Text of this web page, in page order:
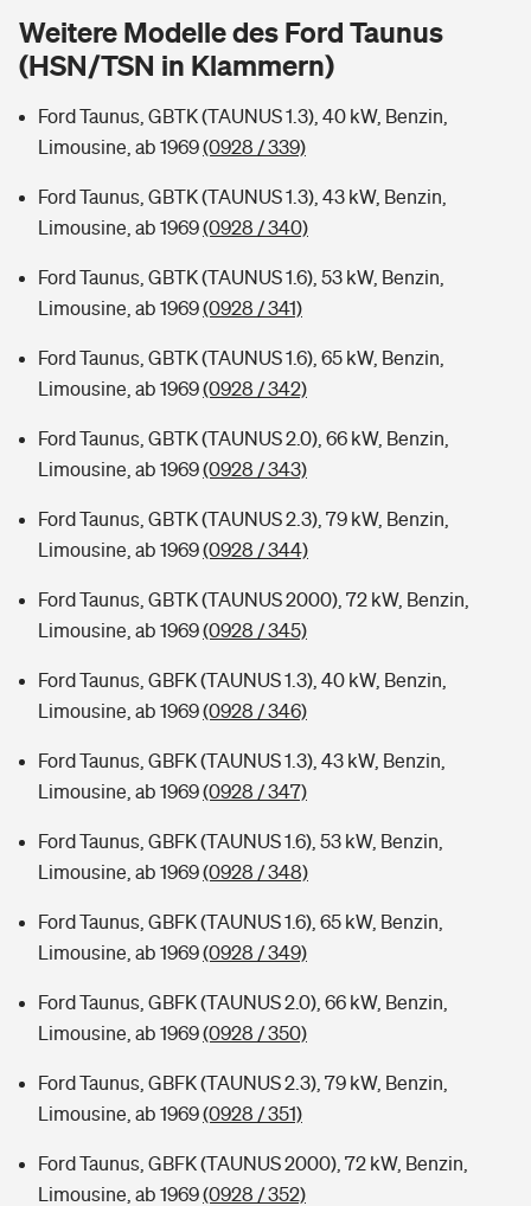
Hochwasser-Check: Wie gefährdet ist Ihr Haus?
Wer versichert was: Jetzt Versicherer finden
Sie haben Fragen?
Private Cyberversicherung
Musikinstrumentenversicherung
Zur Übersicht
Tools
Kinderunfall-Check: Mehr Sicherheit für deine Kids
Sie haben Fragen?
Sie haben Fragen?
Rentenrechner: Wie viel Geld bekomme ich im Alter?
Weitere Modelle des Ford Taunus
(HSN/TSN in Klammern)
Ford Taunus, GBTK (TAUNUS 1.3), 40 kW, Benzin,
Limousine, ab 1969(0928 / 339)
Ford Taunus, GBTK (TAUNUS 1.3), 43 kW, Benzin,
Limousine, ab 1969(0928 / 340)
Ford Taunus, GBTK (TAUNUS 1.6), 53 kW, Benzin,
Limousine, ab 1969(0928 / 341)
Ford Taunus, GBTK (TAUNUS 1.6), 65 kW, Benzin,
Limousine, ab 1969(0928 / 342)
Ford Taunus, GBTK (TAUNUS 2.0), 66 kW, Benzin,
Limousine, ab 1969(0928 / 343)
Ford Taunus, GBTK (TAUNUS 2.3), 79 kW, Benzin,
Limousine, ab 1969(0928 / 344)
Ford Taunus, GBTK (TAUNUS 2000), 72 kW, Benzin,
Limousine, ab 1969(0928 / 345)
Ford Taunus, GBFK (TAUNUS 1.3), 40 kW, Benzin,
Limousine, ab 1969(0928 / 346)
Ford Taunus, GBFK (TAUNUS 1.3), 43 kW, Benzin,
Limousine, ab 1969(0928 / 347)
Ford Taunus, GBFK (TAUNUS 1.6), 53 kW, Benzin,
Limousine, ab 1969(0928 / 348)
Ford Taunus, GBFK (TAUNUS 1.6), 65 kW, Benzin,
Limousine, ab 1969(0928 / 349)
Ford Taunus, GBFK (TAUNUS 2.0), 66 kW, Benzin,
Limousine, ab 1969(0928 / 350)
Ford Taunus, GBFK (TAUNUS 2.3), 79 kW, Benzin,
Limousine, ab 1969(0928 / 351)
Ford Taunus, GBFK (TAUNUS 2000), 72 kW, Benzin,
Limousine, ab 1969(0928 / 352)